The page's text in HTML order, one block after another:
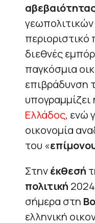
περιοριστικό
διεθνές
παγκόσμια
επιβράδυνση
υπογραμμίζει
Ελλάδος, ενώ
οικονομία
του «
Στηνέκθεσή
πολιτική
σήμερα στη
ελληνική